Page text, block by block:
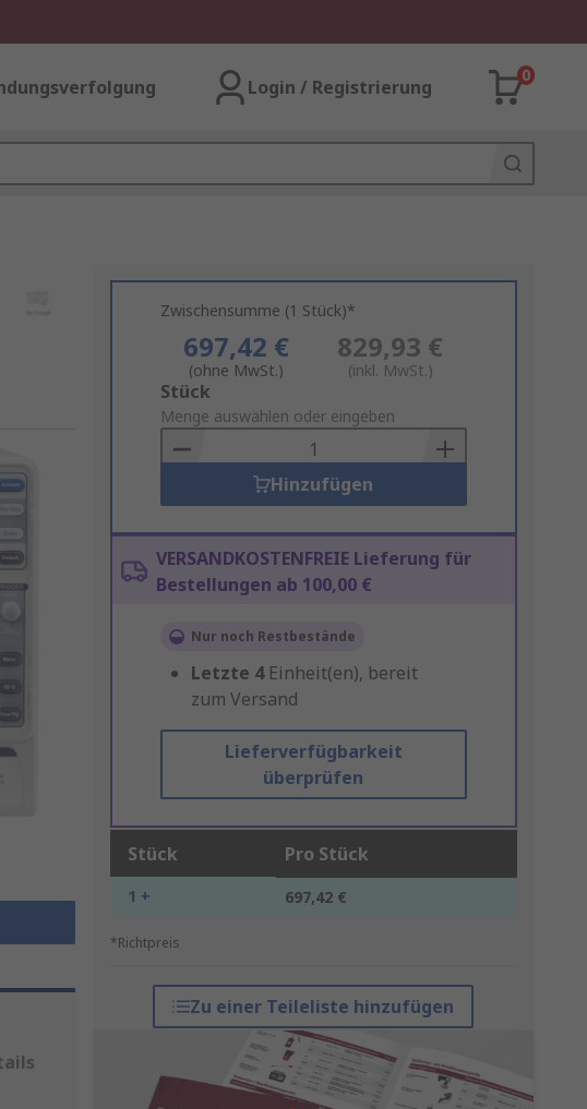
Login / Registrierung
0
Zwischensumme (1 Stück)*
697,42 €
(ohne MwSt.)
829,93 €
(inkl. MwSt.)
Add
to
Basket
Stück
Menge auswählen oder eingeben
Hinzufügen
VERSANDKOSTENFREIE Lieferung für
Bestellungen ab 100,00 €
Nur noch Restbestände
Letzte 4 Einheit(en), bereit
zum Versand
Lieferverfügbarkeit
überprüfen
Stück Pro Stück
1 + 697,42 €
*Richtpreis
Zu einer Teileliste hinzufügen